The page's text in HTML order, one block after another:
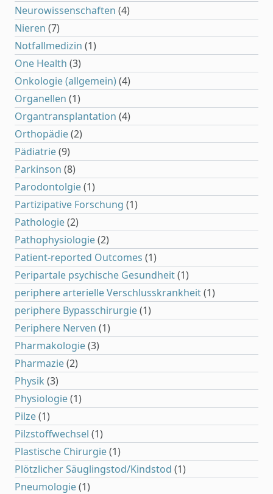
Neurowissenschaften (4)
Nieren (7)
Notfallmedizin (1)
One Health (3)
Onkologie (allgemein)(4)
Organellen (1)
Organtransplantation (4)
Orthopädie(2)
Pädiatrie(9)
Parkinson (8)
Parodontolgie(1)
Partizipative Forschung (1)
Pathologie(2)
Pathophysiologie(2)
Patient-reported Outcomes (1)
Peripartale psychische Gesundheit(1)
periphere arterielle Verschlusskrankheit(1)
periphere Bypasschirurgie(1)
Periphere Nerven (1)
Pharmakologie(3)
Pharmazie(2)
Physik (3)
Physiologie(1)
Pilze(1)
Pilzstoffwechsel (1)
Plastische Chirurgie(1)
Plötzlicher Säuglingstod/Kindstod (1)
Pneumologie(1)